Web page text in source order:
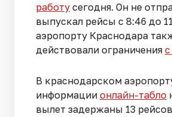
работу сегодня. Он не
выпускал рейсы с 8:46 до
аэропорту Краснодара
действовали ограничения
В краснодарском
информации онлайн-табло
вылет задержаны 13